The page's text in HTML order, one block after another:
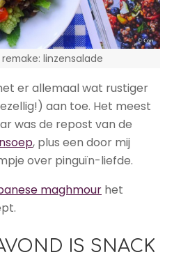
linzensalade
er allemaal wat rustiger
aan toe. Het meest
was de repost van de
, plus een door mij
over pinguïn-liefde.
maghmour het
IS SNACK